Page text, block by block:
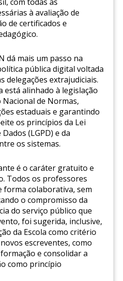
com todas as
à avaliação de
de certificados e
dá mais um passo na
pública digital voltada
delegações extrajudiciais.
está alinhado à legislação
Nacional de Normas,
estaduais e garantindo
os princípios da Lei
(LGPD) e da
os sistemas.
é o caráter gratuito e
Todos os professores
forma colaborativa, sem
o compromisso da
do serviço público que
foi sugerida, inclusive,
da Escola como critério
escreventes, como
e consolidar a
como princípio